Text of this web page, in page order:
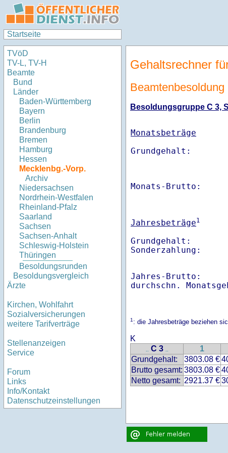
Startseite
TVöD
TV-L, TV-H
Beamte
Bund
Länder
Baden-Württemberg
Bayern
Berlin
Brandenburg
Bremen
Hamburg
Hessen
Mecklenbg.-Vorp.
Archiv
Niedersachsen
Nordrhein-Westfalen
Rheinland-Pfalz
Saarland
Sachsen
Sachsen-Anhalt
Schleswig-Holstein
Thüringen
Besoldungsrunden
Besoldungsvergleich
Ärzte
Kirchen, Wohlfahrt
Sozialversicherungen
weitere Tarifverträge
Stellenanzeigen
Service
Forum
Links
Info/Kontakt
Datenschutzeinstellungen
Gehaltsrechner
Besoldungsgruppe C 3,
Monatsbeträge
Monats-
Jahresbeträge1
Grundgehalt:
Jahres-
1: die Jahresbeträge beziehen
K
.. C 3 .. 1
Grundgehalt:
3803.08 €
Brutto gesamt: 3803.08 €
Netto gesamt: 2921.37 €